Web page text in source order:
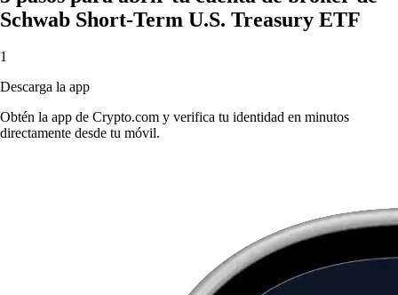
Schwab Short-Term U.S. Treasury ETF
1
Descarga la app
Obtén la app de Crypto.com y verifica tu identidad en minutos
directamente desde tu móvil.